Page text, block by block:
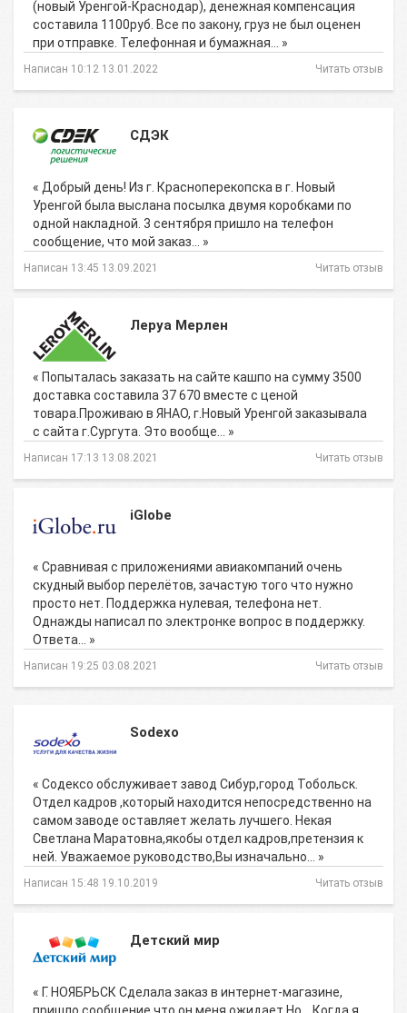
(новый Уренгой-Краснодар), денежная компенсация
составила 1100руб. Все по закону, груз не был оценен
при отправке. Телефонная и бумажная… »
Написан 10:12 13.01.2022 Читать отзыв
СДЭК
« Добрый день! Из г. Красноперекопска в г. Новый
Уренгой была выслана посылка двумя коробками по
одной накладной. 3 сентября пришло на телефон
сообщение, что мой заказ… »
Написан 13:45 13.09.2021 Читать отзыв
Леруа Мерлен
« Попыталась заказать на сайте кашпо на сумму 3500
доставка составила 37 670 вместе с ценой
товара.Проживаю в ЯНАО, г.Новый Уренгой заказывала
с сайта г.Сургута. Это вообще… »
Написан 17:13 13.08.2021 Читать отзыв
iGlobe
« Сравнивая с приложениями авиакомпаний очень
скудный выбор перелётов, зачастую того что нужно
просто нет. Поддержка нулевая, телефона нет.
Однажды написал по электронке вопрос в поддержку.
Ответа… »
Написан 19:25 03.08.2021 Читать отзыв
Sodexo
« Содексо обслуживает завод Сибур,город Тобольск.
Отдел кадров ,который находится непосредственно на
самом заводе оставляет желать лучшего. Некая
Светлана Маратовна,якобы отдел кадров,претензия к
ней. Уважаемое руководство,Вы изначально… »
Написан 15:48 19.10.2019 Читать отзыв
Детский мир
« Г. НОЯБРЬСК Сделала заказ в интернет-магазине,